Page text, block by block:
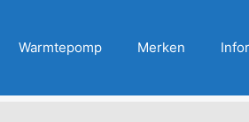
Warmtepomp Merken